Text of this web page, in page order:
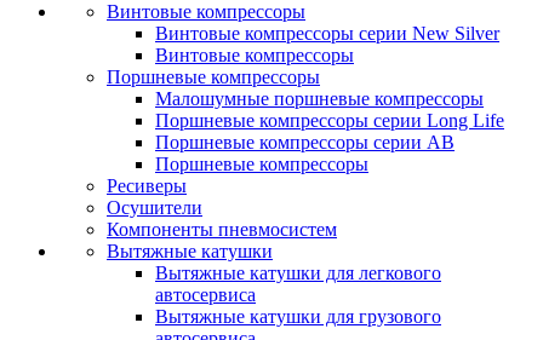
Винтовые компрессоры
Винтовые компрессоры серии New Silver
Винтовые компрессоры
Поршневые компрессоры
Малошумные поршневые компрессоры
Поршневые компрессоры серии Long Life
Поршневые компрессоры серии AB
Поршневые компрессоры
Ресиверы
Осушители
Компоненты пневмосистем
Вытяжные катушки
Вытяжные катушки для легкового
автосервиса
Вытяжные катушки для грузового